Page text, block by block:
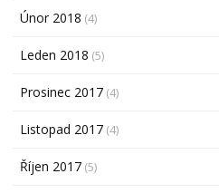
Únor 2018 (4)
Leden 2018 (5)
Prosinec 2017 (4)
Listopad 2017 (4)
Říjen 2017 (5)